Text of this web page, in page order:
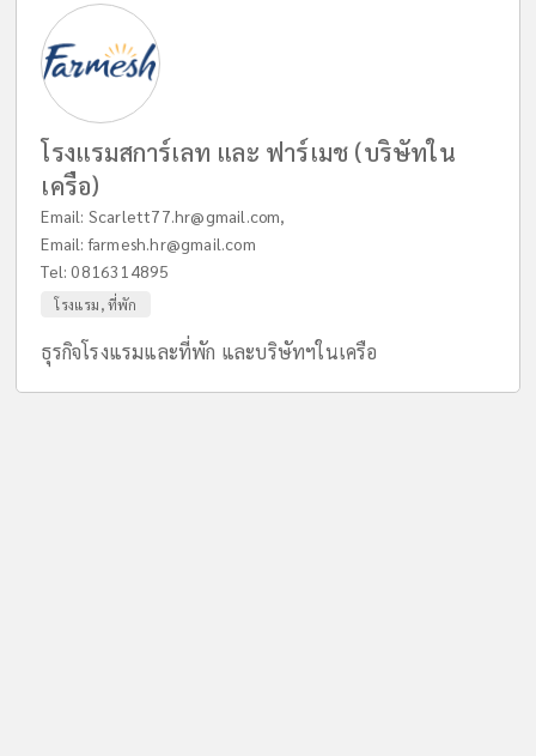
โรงแรมสการ์เลท และ ฟาร์เมช (บริษัทใน
เครือ)
Email: Scarlett77.hr@gmail.com,
Email:farmesh.hr@gmail.com
Tel:0816314895
โรงแรม, ที่พัก
ธุรกิจโรงแรมและที่พัก และบริษัทฯในเครือ